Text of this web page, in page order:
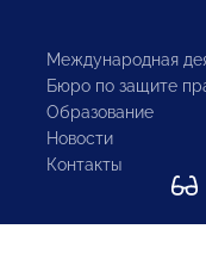
Международная
Бюро по защите
Образование
Новости
Контакты